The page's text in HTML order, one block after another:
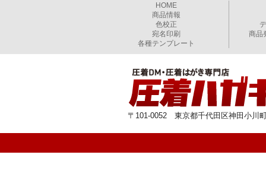
HOME
商品情報
色校正
宛名印刷
各種テンプレート
商品
〒101-0052 東京都千代田区神田小川